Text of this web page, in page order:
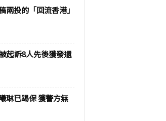
兩投的「回流香港」
起訴8人先後獲發還
琳已踢保 獲警方無